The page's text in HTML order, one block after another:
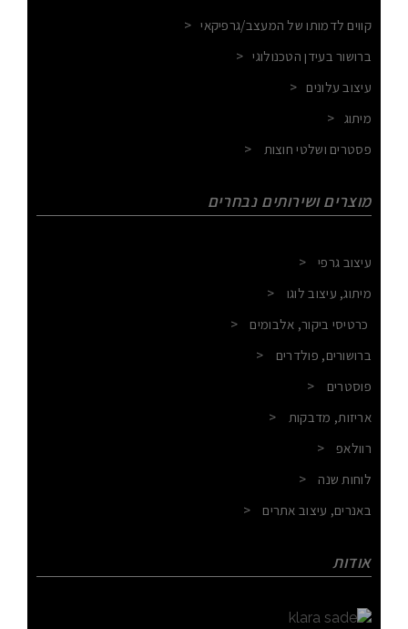
קווים לדמותו של המעצב/גרפיקאי<
ברושור בעידן הטכנולוגי<
עיצוב עלונים <
מיתוג <
פסטרים ושלטי חוצות <
מוצרים ושירותים נבחרים
עיצוב גרפי <
מיתוג, עיצוב לוגו <
כרטיסי ביקור, אלבומים
<
ברושורים, פולדרים <
פוסטרים <
אריזות, מדבקות
<
רוולאפ<
לוחות שנה <
באנרים, עיצוב אתרים <
אודות